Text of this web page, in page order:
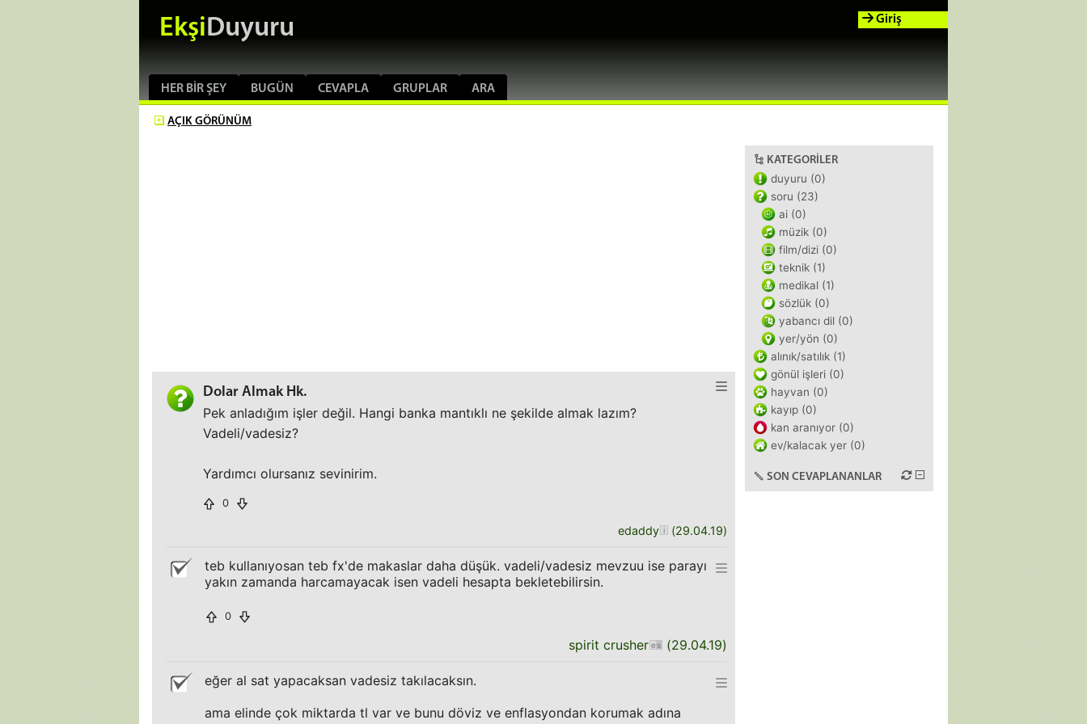
EkşiDuyuru
HER BIR ŞEY BUGÜN CEVAPLA GRUPLAR ARA
Giriş
AÇIK GÖRÜNÜM
Dolar Almak Hk.
Pek anladığım işler değil. Hangi banka mantıklı ne şekilde almak lazım?
Vadeli/vadesiz?
Yardımcı olursanız sevinirim.
0
edaddy (29.04.19)
teb kullanıyosan teb fx'de makaslar daha düşük. vadeli/vadesiz mevzuu ise parayı
yakın zamanda harcamayacak isen vadeli hesapta bekletebilirsin.
0
spirit crusher (29.04.19)
eğer al sat yapacaksan vadesiz takılacaksın.
ama elinde çok miktarda tl var ve bunu döviz ve enflasyondan korumak adına
KATEGORILER
duyuru (0)
soru (23)
ai (0)
müzik (0)
film/dizi (0)
teknik (1)
medikal (1)
sözlük (0)
yabancı dil (0)
yer/yön (0)
alınık/satılık (1)
gönül işleri (0)
hayvan (0)
kayıp (0)
kan aranıyor (0)
ev/kalacak yer (0)
SON CEVAPLANANLAR